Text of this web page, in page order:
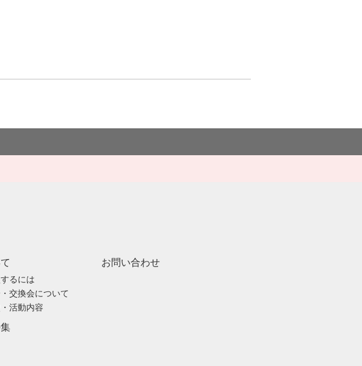
るには
交換会について
活動内容
お問い合わせ